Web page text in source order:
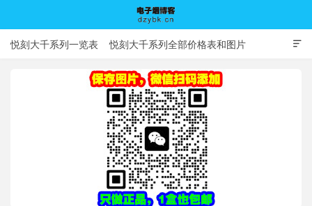
电子烟博客

悦刻大千系列一览表 悦刻大千系列全部价格表和图片